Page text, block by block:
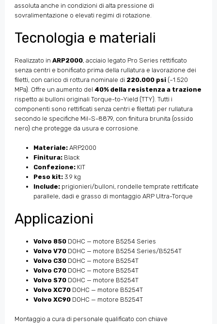
assoluta anche in condizioni di alta pressione di
sovralimentazione o elevati regimi di rotazione.
Tecnologia e materiali
Realizzato in ARP2000, acciaio legato Pro Series rettificato
senza centri e bonificato prima della rullatura e lavorazione dei
filetti, con carico di rottura nominale di 220.000 psi (~1.520
MPa). Offre un aumento del 40% della resistenza a trazione
rispetto ai bulloni originali Torque-to-Yield (TTY). Tutti i
componenti sono rettificati senza centri e filettati per rullatura
secondo le specifiche Mil-S-8879, con finitura brunita (ossido
nero) che protegge da usura e corrosione.
Materiale: ARP2000
Finitura: Black
Confezione: KIT
Peso kit: 3.9 kg
Include: prigionieri/bulloni, rondelle temprate rettificate
parallele, dadi e grasso di montaggio ARP Ultra-Torque
Applicazioni
Volvo 850 DOHC — motore B5254 Series
Volvo V70 DOHC — motore B5254 Series/B5254T
Volvo C30 DOHC — motore B5254T
Volvo C70 DOHC — motore B5254T
Volvo S70 DOHC — motore B5254T
Volvo XC70 DOHC — motore B5254T
Volvo XC90 DOHC — motore B5254T
Montaggio a cura di personale qualificato con chiave